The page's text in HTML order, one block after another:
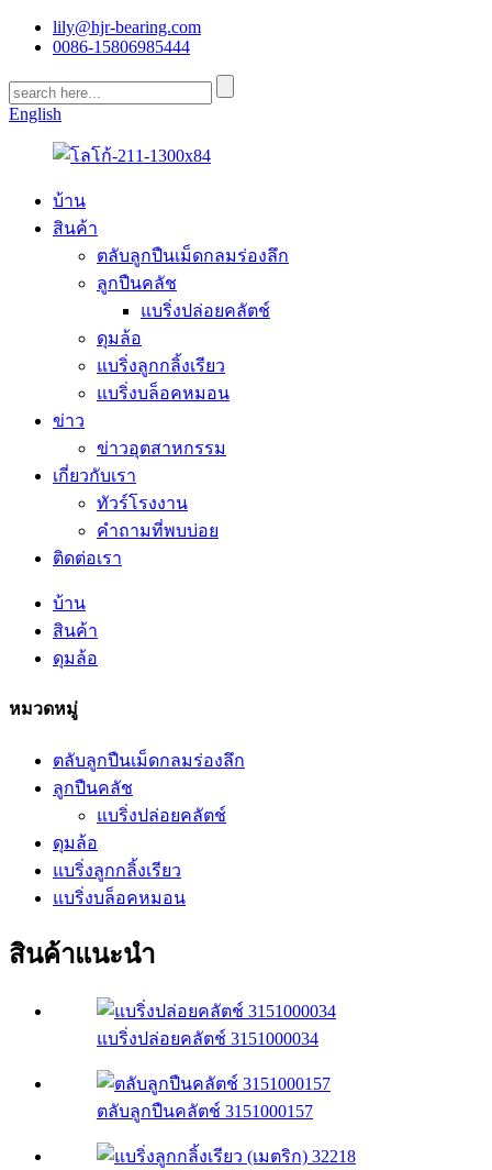
lily@hjr-bearing.com
0086-15806985444
English
บ้าน
สินค้า
ตลับลูกปืนเม็ดกลมร่องลึก
ลูกปืนคลัช
แบริ่งปล่อยคลัตช์
ดุมล้อ
แบริ่งลูกกลิ้งเรียว
แบริ่งบล็อคหมอน
ข่าว
ข่าวอุตสาหกรรม
เกี่ยวกับเรา
ทัวร์โรงงาน
คำถามที่พบบ่อย
ติดต่อเรา
บ้าน
สินค้า
ดุมล้อ
หมวดหมู่
ตลับลูกปืนเม็ดกลมร่องลึก
ลูกปืนคลัช
แบริ่งปล่อยคลัตช์
ดุมล้อ
แบริ่งลูกกลิ้งเรียว
แบริ่งบล็อคหมอน
สินค้าแนะนำ
แบริ่งปล่อยคลัตช์ 3151000034
ตลับลูกปืนคลัตช์ 3151000157